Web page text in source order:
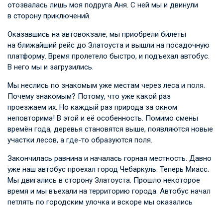
отозвалась лишь моя подруга Аня. С ней мы и двинули
в сторону приключений.
Оказавшись на автовокзале, мы приобрели билеты
на ближайший рейс до Златоуста и вышли на посадочную
платформу. Время пролетело быстро, и подъехал автобус.
В него мы и загрузились.
Мы неслись по знакомым уже местам через леса и поля.
Почему знакомым? Потому, что уже какой раз
проезжаем их. Но каждый раз природа за окном
неповторима! В этой и её особенность. Помимо смены
времён года, деревья становятся выше, появляются новые
участки лесов, а где-то образуются поля.
Закончилась равнина и началась горная местность. Давно
уже наш автобус проехал город Чебаркуль. Теперь Миасс.
Мы двигались в сторону Златоуста. Прошло некоторое
время и мы въехали на территорию города. Автобус начал
петлять по городским улочка и вскоре мы оказались